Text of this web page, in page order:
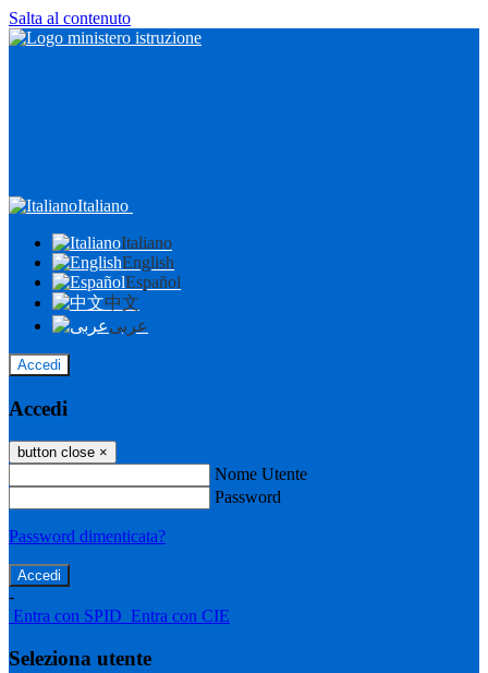
Salta al contenuto
Italiano
Italiano
English
Español
中文
عربى
Accedi
Accedi
button close ×
Nome Utente
Password
Password dimenticata?
-
Entra con SPID Entra con CIE
Seleziona utente